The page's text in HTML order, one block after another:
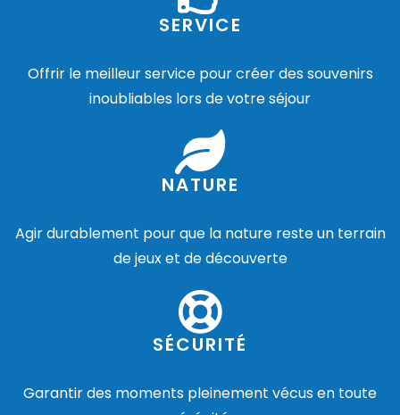
SERVICE
Offrir le meilleur service pour créer des souvenirs
inoubliables lors de votre séjour
NATURE
Agir durablement pour que la nature reste un terrain
de jeux et de découverte
SÉCURITÉ
Garantir des moments pleinement vécus en toute